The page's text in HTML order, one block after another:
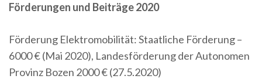
Förderungen und Beiträge 2020
Förderung Elektromobilität: Staatliche Förderung –
6000 € (Mai 2020), Landesförderung der Autonomen
Provinz Bozen 2000 € (27.5.2020)